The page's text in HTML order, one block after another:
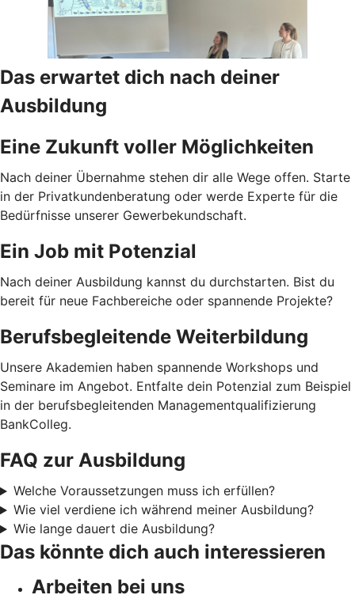
Das erwartet dich nach deiner
Ausbildung
Eine Zukunft voller Möglichkeiten
Nach deiner Übernahme stehen dir alle Wege offen. Starte
in der Privatkundenberatung oder werde Experte für die
Bedürfnisse unserer Gewerbekundschaft.
Ein Job mit Potenzial
Nach deiner Ausbildung kannst du durchstarten. Bist du
bereit für neue Fachbereiche oder spannende Projekte?
Berufsbegleitende Weiterbildung
Unsere Akademien haben spannende Workshops und
Seminare im Angebot. Entfalte dein Potenzial zum Beispiel
in der berufsbegleitenden Managementqualifizierung
BankColleg.
FAQ zur Ausbildung
Welche Voraussetzungen muss ich erfüllen?
Wie viel verdiene ich während meiner Ausbildung?
Wie lange dauert die Ausbildung?
Das könnte dich auch interessieren
Arbeiten bei uns